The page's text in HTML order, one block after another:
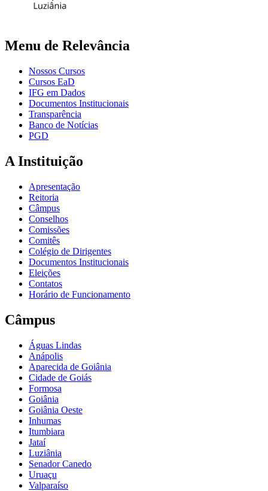
Menu de Relevância
Nossos Cursos
Cursos EaD
IFG em Dados
Documentos Institucionais
Transparência
Banco de Notícias
PGD
A Instituição
Apresentação
Reitoria
Câmpus
Conselhos
Comissões
Comitês
Colégio de Dirigentes
Documentos Institucionais
Eleições
Contatos
Horário de Funcionamento
Câmpus
Águas Lindas
Anápolis
Aparecida de Goiânia
Cidade de Goiás
Formosa
Goiânia
Goiânia Oeste
Inhumas
Itumbiara
Jataí
Luziânia
Senador Canedo
Uruaçu
Valparaíso